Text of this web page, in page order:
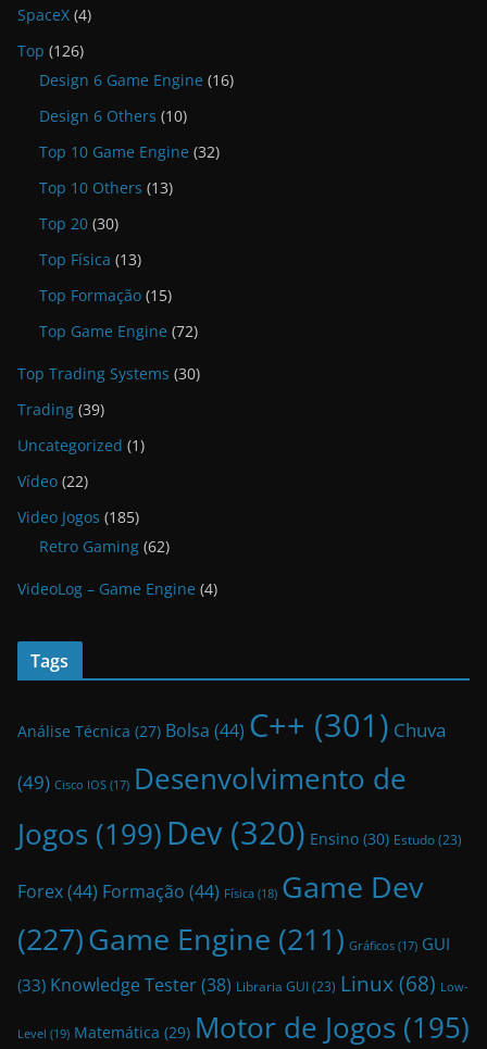
SpaceX (4)
Top (126)
Design 6 Game Engine (16)
Design 6 Others (10)
Top 10 Game Engine (32)
Top 10 Others (13)
Top 20 (30)
Top Física (13)
Top Formação (15)
Top Game Engine (72)
Top Trading Systems (30)
Trading (39)
Uncategorized (1)
Vídeo (22)
Video Jogos (185)
Retro Gaming (62)
VideoLog – Game Engine (4)
Tags
Análise Técnica (27) Bolsa (44) C++ (301) Chuva
(49) Cisco IOS (17) Desenvolvimento de
Jogos (199)Dev(320) Ensino (30) Estudo(23)
Forex(44) Formação (44) Física (18) Game Dev
(227)Game Engine (211) Gráficos (17) GUI
(33) Knowledge Tester(38) Libraria GUI(23) Linux(68) Low-
Level (19) Matemática (29) Motor de Jogos (195)